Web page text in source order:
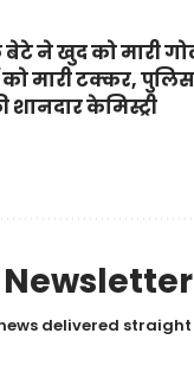
ने खुद को मारी
मारी टक्कर,
केमिस्ट्री
Newsletter
delivered